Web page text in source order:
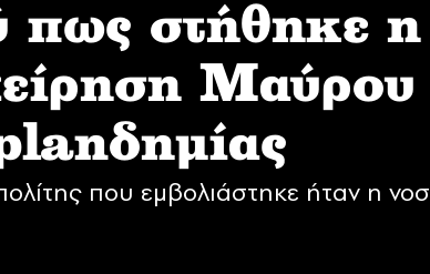
στήθηκε
που εμβολιάστηκε ήταν η